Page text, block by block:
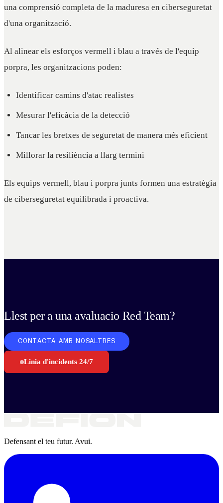
una comprensió completa de la maduresa en ciberseguretat
d'una organització.
Al alinear els esforços vermell i blau a través de l'equip
porpra, les organitzacions poden:
Identificar camins d'atac realistes
Mesurar l'eficàcia de la detecció
Tancar les bretxes de seguretat de manera més eficient
Millorar la resiliència a llarg termini
Els equips vermell, blau i porpra junts formen una estratègia
de ciberseguretat equilibrada i proactiva.
Llest per a una avaluacio Red Team?
CONTACTA AMB NOSALTRES
Linia d'incidents 24/7
Defensant el teu futur. Avui.